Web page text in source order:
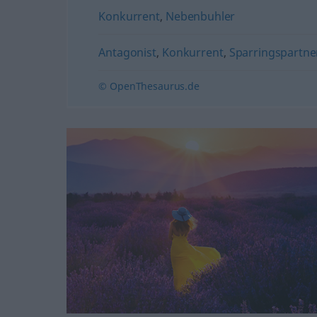
Konkurrent, Nebenbuhler
Antagonist, Konkurrent,
© OpenThesaurus.de